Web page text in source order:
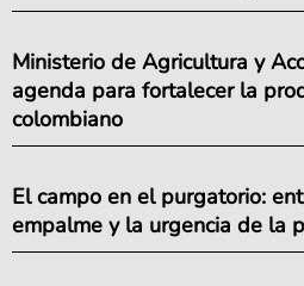
Ministerio de Agricultura y
agenda para fortalecer la
colombiano
El campo en el purgatorio:
empalme y la urgencia de la